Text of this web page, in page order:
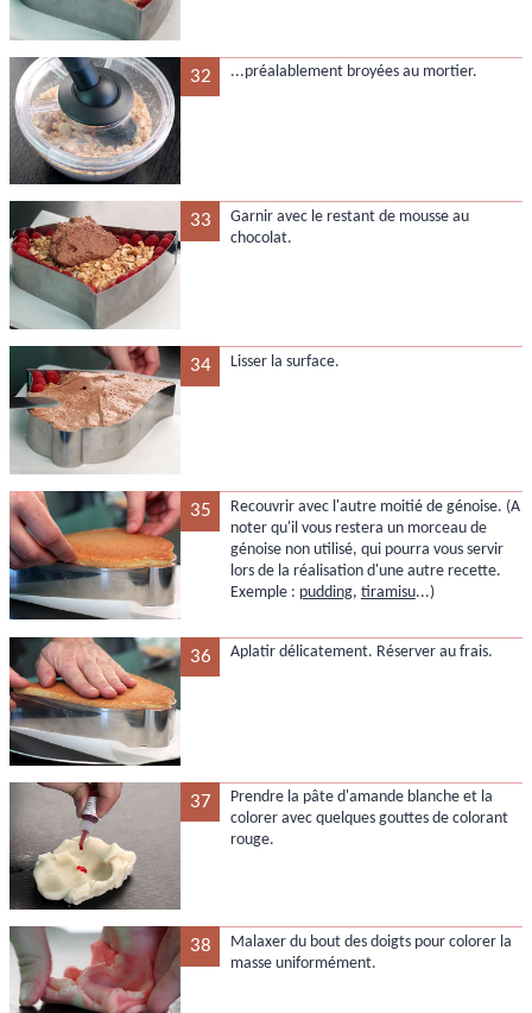
32 ...préalablement broyées au mortier.
33
Garnir avec le restant de mousse au
chocolat.
34 Lisser la surface.
35
Recouvrir avec l'autre moitié de génoise. (A
noter qu'il vous restera un morceau de
génoise non utilisé, qui pourra vous servir
lors de la réalisation d'une autre recette.
Exemple : pudding, tiramisu...)
36 Aplatir délicatement. Réserver au frais.
37
Prendre la pâte d'amande blanche et la
colorer avec quelques gouttes de colorant
rouge.
38
Malaxer du bout des doigts pour colorer la
masse uniformément.